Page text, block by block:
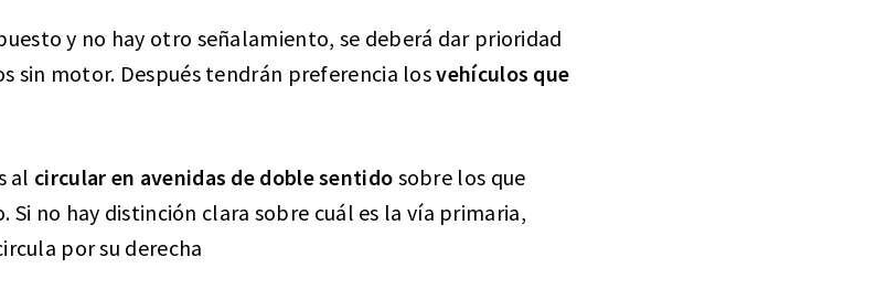
y no hay otro señalamiento, se deberá dar prioridad
sin motor. Después tendrán preferencia losvehículos que
al circular en avenidas de doble sentido sobre los que
Si no hay distinción clara sobre cuál es la vía primaria,
por su derecha